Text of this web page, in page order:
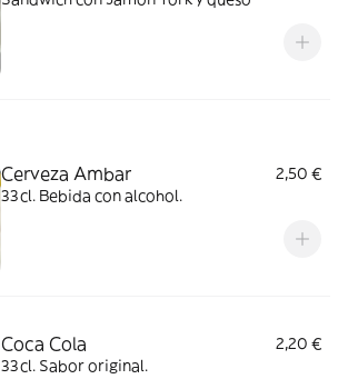
Cerveza Ambar
2,50 €
33cl. Bebida con alcohol.
Coca Cola
2,20 €
33cl. Sabor original.